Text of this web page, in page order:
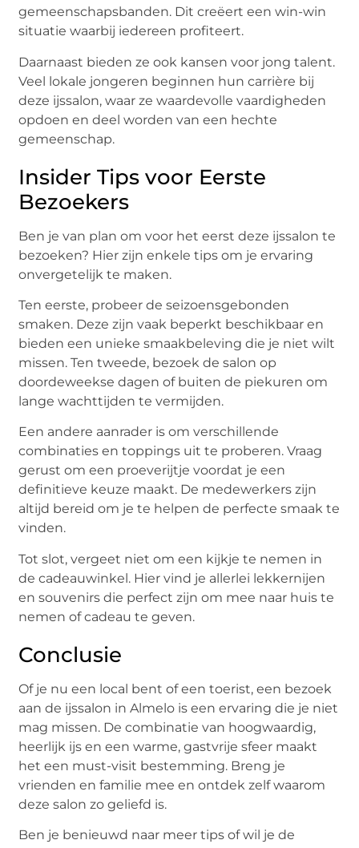
gemeenschapsbanden. Dit creëert een win-win
situatie waarbij iedereen profiteert.
Daarnaast bieden ze ook kansen voor jong talent.
Veel lokale jongeren beginnen hun carrière bij
deze ijssalon, waar ze waardevolle vaardigheden
opdoen en deel worden van een hechte
gemeenschap.
Insider Tips voor Eerste
Bezoekers
Ben je van plan om voor het eerst deze ijssalon te
bezoeken? Hier zijn enkele tips om je ervaring
onvergetelijk te maken.
Ten eerste, probeer de seizoensgebonden
smaken. Deze zijn vaak beperkt beschikbaar en
bieden een unieke smaakbeleving die je niet wilt
missen. Ten tweede, bezoek de salon op
doordeweekse dagen of buiten de piekuren om
lange wachttijden te vermijden.
Een andere aanrader is om verschillende
combinaties en toppings uit te proberen. Vraag
gerust om een proeverijtje voordat je een
definitieve keuze maakt. De medewerkers zijn
altijd bereid om je te helpen de perfecte smaak te
vinden.
Tot slot, vergeet niet om een kijkje te nemen in
de cadeauwinkel. Hier vind je allerlei lekkernijen
en souvenirs die perfect zijn om mee naar huis te
nemen of cadeau te geven.
Conclusie
Of je nu een local bent of een toerist, een bezoek
aan de ijssalon in Almelo is een ervaring die je niet
mag missen. De combinatie van hoogwaardig,
heerlijk ijs en een warme, gastvrije sfeer maakt
het een must-visit bestemming. Breng je
vrienden en familie mee en ontdek zelf waarom
deze salon zo geliefd is.
Ben je benieuwd naar meer tips of wil je de